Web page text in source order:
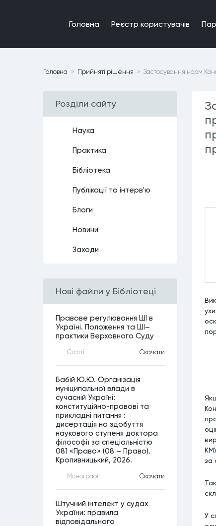
Головна Реєстр користувачiв
Головна Прийнятi рiшення Застосування норм
Роздiли сайту
Наука
Практика
Бiблiотека
Публiкацiї та iнтерв'ю
Блоги
Новини
Заходи
Нові файли у Бібліотеці
Правове регулювання ШІ в
Україні. Положення та ШІ–
практики Верховного Суду
Статтi Скачати
Бабій Ю.Ю. Організація
муніципальної влади в
сучасній Україні:
конституційно-правові та
прикладні питання :
дисертація на здобуття
наукового ступеня доктора
філософії за спеціальністю
081 «Право» (08 – Право).
Кропивницький, 2026.
Монографiї Скачати
Штучний інтелект у судах
України: правила
відповідального
за
У